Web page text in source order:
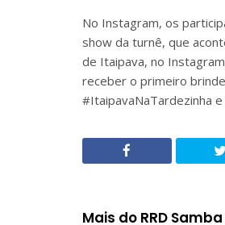
No Instagram, os
show da turnê, que
de Itaipava, no
receber o primeiro
#ItaipavaNaTardezinha
Mais do RRD Samba